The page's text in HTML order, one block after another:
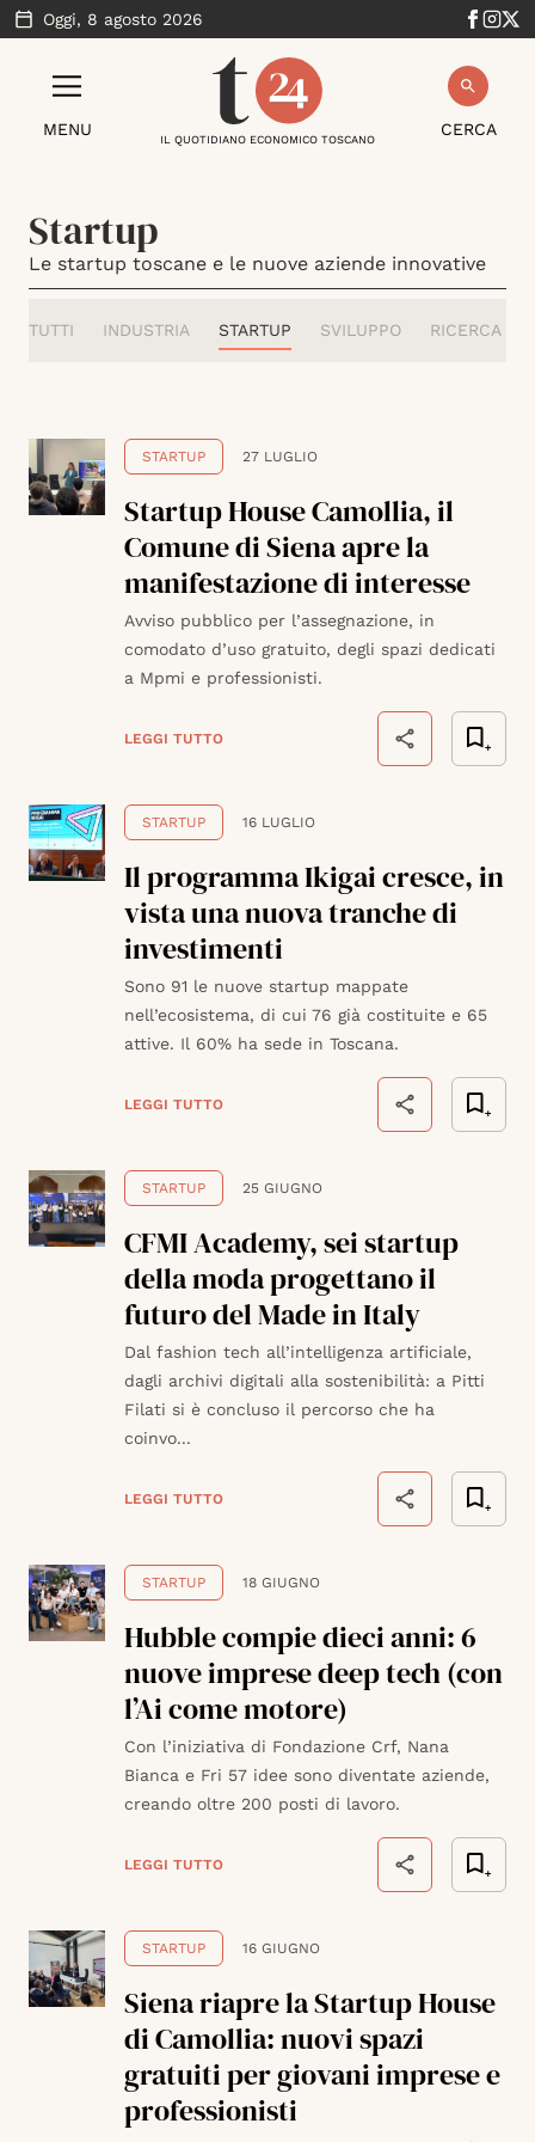
Oggi, 8 agosto 2026
MENU CERCA
IL QUOTIDIANO ECONOMICO TOSCANO
Startup
Le startup toscane e le nuove aziende innovative
TUTTI INDUSTRIA STARTUP SVILUPPO RICERCA
STARTUP 27 LUGLIO
Startup House Camollia, il
Comune di Siena apre la
manifestazione di interesse
Avviso pubblico per l’assegnazione, in
comodato d’uso gratuito, degli spazi dedicati
a Mpmi e professionisti.
LEGGI TUTTO
STARTUP 16 LUGLIO
Il programma Ikigai cresce, in
vista una nuova tranche di
investimenti
Sono 91 le nuove startup mappate
nell’ecosistema, di cui 76 già costituite e 65
attive. Il 60% ha sede in Toscana.
LEGGI TUTTO
STARTUP 25 GIUGNO
CFMI Academy, sei startup
della moda progettano il
futuro del Made in Italy
Dal fashion tech all’intelligenza artificiale,
dagli archivi digitali alla sostenibilità: a Pitti
Filati si è concluso il percorso che ha
coinvo...
LEGGI TUTTO
STARTUP 18 GIUGNO
Hubble compie dieci anni: 6
nuove imprese deep tech (con
l’Ai come motore)
Con l’iniziativa di Fondazione Crf, Nana
Bianca e Fri 57 idee sono diventate aziende,
creando oltre 200 posti di lavoro.
LEGGI TUTTO
STARTUP 16 GIUGNO
Siena riapre la Startup House
di Camollia: nuovi spazi
gratuiti per giovani imprese e
professionisti